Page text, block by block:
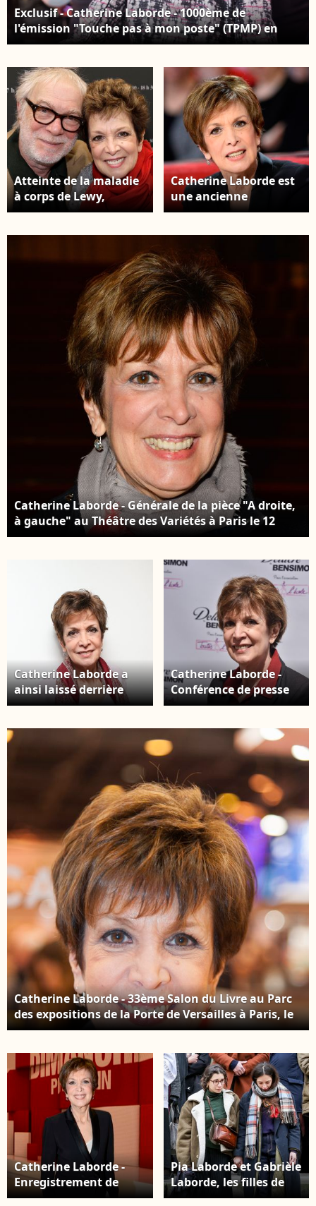
Exclusif - Catherine Laborde - 1000ème de
l'émission "Touche pas à mon poste" (TPMP) en
prime time sur C8 à Boulogne-Billancourt le 27
Atteinte de la maladie
à corps de Lewy,
l'épouse de Thomas
2025 Catherine
Laborde et son mari
Thomas Stern - Salon
du livre de Paris le 16
mars 2019. © Cédric
Perrin/Bestimage
Catherine Laborde est
une ancienne
présentatrice météo
Enregistrement de
l'émission "Vivement
Dimanche" à Paris. ©
Coadic
Guirec/Bestimage
Catherine Laborde - Générale de la pièce "A droite,
à gauche" au Théâtre des Variétés à Paris le 12
octobre 2016. © Coadic Guirec/Bestimage
Catherine Laborde a
ainsi laissé derrière
elle ses deux filles,
Laborde, issues d'une
précédente relation
Archives - Catherine
Laborde posant le 13
janvier 2016 © MPP /
Catherine Laborde -
Conférence de presse
"Delacre by Bensimon"
"Bensimon homme
autour du monde" à
Paris. Le 23 juin 2016 ©
Lionel Urman /
Bestimage
Catherine Laborde - 33ème Salon du Livre au Parc
des expositions de la Porte de Versailles à Paris, le
17 mars 2016. © Perusseau/Bestimage
Catherine Laborde -
Enregistrement de
l'émission "Vivement
Pia Laborde et Gabrièle
Laborde, les filles de
C.Laborde - Sortie des